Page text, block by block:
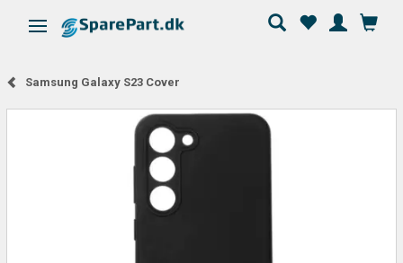
Skifte navigation
Samsung Galaxy S23 Cover